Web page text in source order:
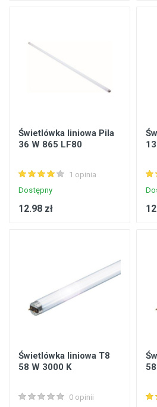
Świetlówka liniowa Pila
36 W 865 LF80
1 opinia
Dostępny
12.98 zł
Świetlówka liniowa T8
58 W 3000 K
0 opinii